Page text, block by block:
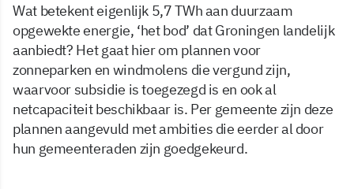
Wat betekent eigenlijk 5,7 TWh aan duurzaam
opgewekte energie, ‘het bod’ dat Groningen landelijk
aanbiedt? Het gaat hier om plannen voor
zonneparken en windmolens die vergund zijn,
waarvoor subsidie is toegezegd is en ook al
netcapaciteit beschikbaar is. Per gemeente zijn deze
plannen aangevuld met ambities die eerder al door
hun gemeenteraden zijn goedgekeurd.